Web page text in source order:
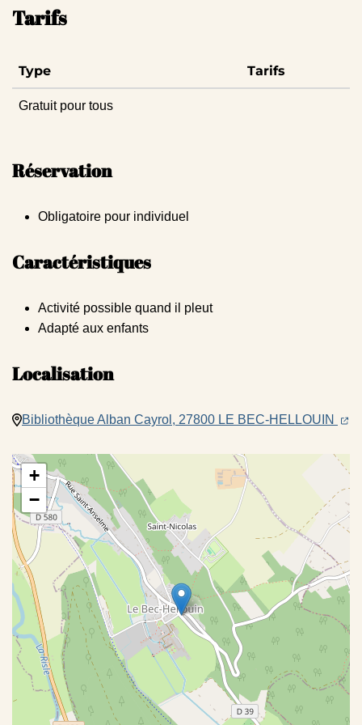
Tarifs
Type Tarifs
Gratuit pour tous
Réservation
Obligatoire pour individuel
Caractéristiques
Activité possible quand il pleut
Adapté aux enfants
Localisation
Bibliothèque Alban Cayrol, 27800 LE BEC-HELLOUIN
+
−